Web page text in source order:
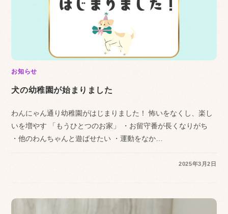
お知らせ
犬の幼稚園が始まりました
わんにゃん通り幼稚園がはじまりました！ 怖いをなくし、楽し
いを増やす 「もうひとつのお家」 ・お留守番が長くなりがち
・他のわんちゃんと遊ばせたい ・運動をなか…
2025年3月2日